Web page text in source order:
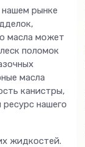
рынке
масла может
поломок
масла
канистры,
нашего
жидкостей.